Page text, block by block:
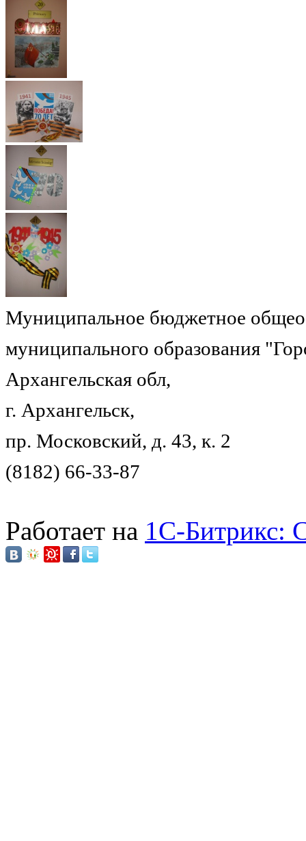
Муниципальное бюджетное
муниципального образования
Архангельская обл,
г. Архангельск,
пр. Московский, д. 43, к. 2
(8182) 66-33-87
Работает на 1C-Битрикс: